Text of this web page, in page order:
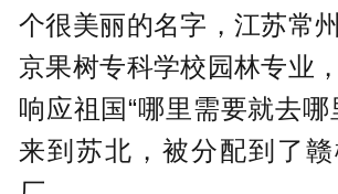
个很美丽的名字，江苏常
京果树专科学校园林专业
响应祖国“哪里需要就去哪
来到苏北，被分配到了